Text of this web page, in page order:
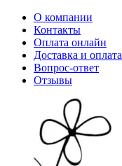
О компании
Контакты
Оплата онлайн
Доставка и оплата
Вопрос-ответ
Отзывы